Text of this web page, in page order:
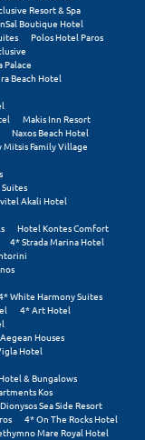
Resort & Spa
Boutique Hotel
Polos Hotel Paros
Palace
Beach Hotel
Makis Inn Resort
Naxos Beach Hotel
Mitsis Family Village
Akali Hotel
Hotel Kontes Comfort
4* Strada Marina Hotel
White Harmony Suites
4* Art Hotel
Houses
Hotel
& Bungalows
Kos
Sea Side Resort
4* On The Rocks Hotel
Mare Royal Hotel